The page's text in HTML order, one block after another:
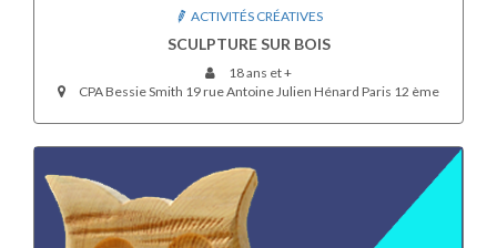
ACTIVITÉS CRÉATIVES
SCULPTURE SUR BOIS
18 ans et +
CPA Bessie Smith 19 rue Antoine Julien Hénard Paris 12 ème